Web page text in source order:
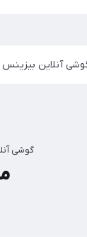
آنلاین بیزینس
گوشی